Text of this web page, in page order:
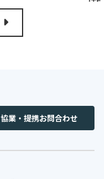
協業・提携お問合わせ